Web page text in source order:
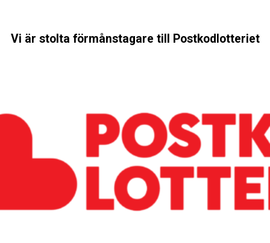
Vi är stolta förmånstagare till Postkodlotteriet